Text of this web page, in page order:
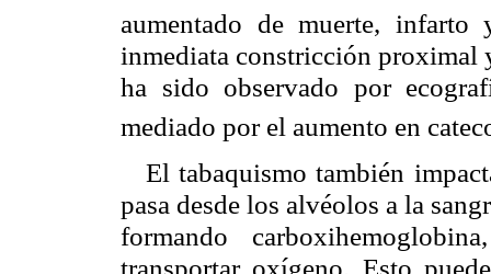
aumentado de muerte, infarto
inmediata constricción proximal
ha sido observado por
mediado por el aumento en
El tabaquismo también
pasa desde los alvéolos a la
formando